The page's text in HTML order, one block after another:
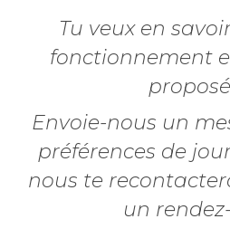
Tu veux en
fonctionnement
Envoie-nous un
préférences de
nous te
un